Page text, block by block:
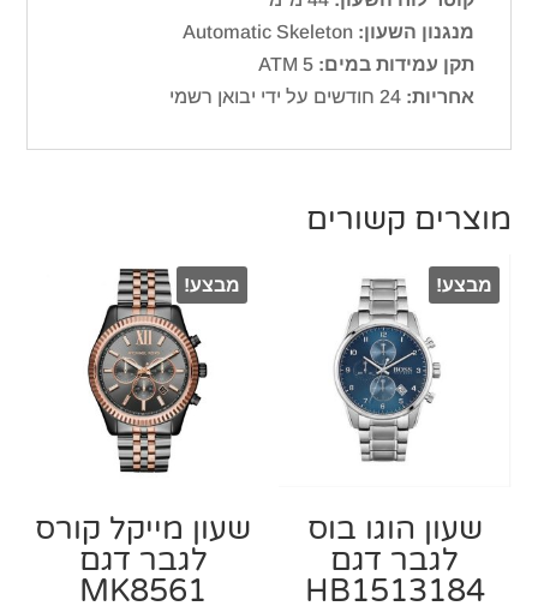
מנגנון השעון: Automatic Skeleton
תקן עמידות במים: ATM 5
אחריות: 24 חודשים על ידי יבואן רשמי
מוצרים קשורים
מבצע!
שעון הוגו בוס
לגבר דגם
HB1513184
מבצע!
שעון מייקל קורס
‏לגבר דגם
MK8561